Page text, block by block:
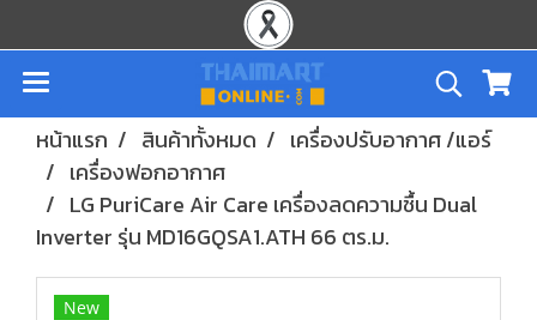
หน้าแรก สินค้าทั้งหมด
เครื่องปรับอากาศ /แอร์
เครื่องฟอกอากาศ
LG PuriCare Air Care เครื่องลดความชื้น Dual
Inverter รุ่น MD16GQSA1.ATH 66 ตร.ม.
New